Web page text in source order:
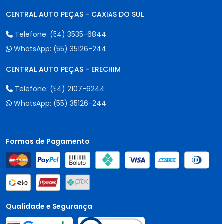
CENTRAL AUTO PEÇAS - CAXIAS DO SUL
Telefone: (54) 3535-6844
WhatsApp: (55) 35126-244
CENTRAL AUTO PEÇAS - ERECHIM
Telefone: (54) 2107-6244
WhatsApp: (55) 35126-244
Formas de Pagamento
Qualidade e Segurança